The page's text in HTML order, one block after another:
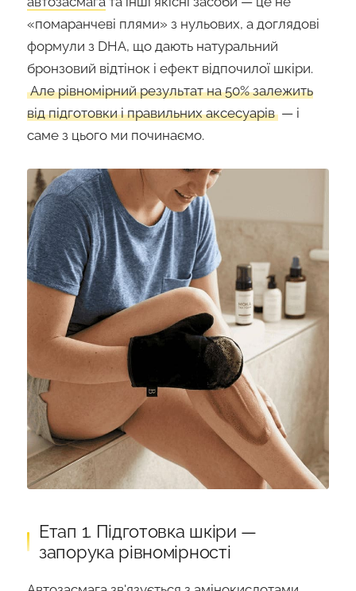
«помаранчеві плями» з нульових, а доглядові
формули з DHA, що дають натуральний
бронзовий відтінок і ефект відпочилої шкіри.
Але рівномірний результат на 50% залежить
від підготовки і правильних аксесуарів — і
саме з цього ми починаємо.
Етап 1. Підготовка шкіри —
запорука рівномірності